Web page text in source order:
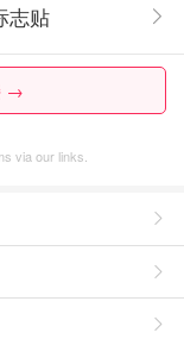
志贴
→
via our links.